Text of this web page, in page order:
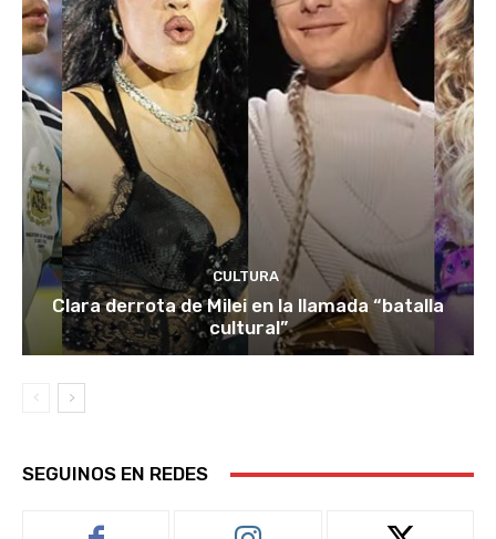
CULTURA
Clara derrota de Milei en la llamada “batalla
cultural”
SEGUINOS EN REDES